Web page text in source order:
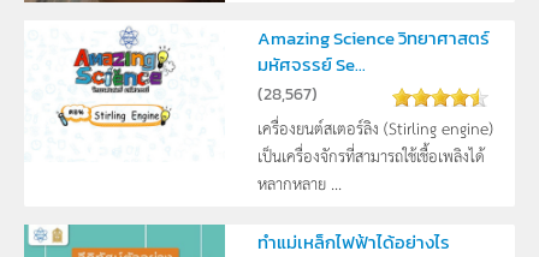
Amazing Science วิทยาศาสตร์
มหัศจรรย์ Se...
(28,567)
เครื่องยนต์สเตอร์ลิง (Stirling engine)
เป็นเครื่องจักรที่สามารถใช้เชื้อเพลิงได้
หลากหลาย ...
ทำแม่เหล็กไฟฟ้าได้อย่างไร